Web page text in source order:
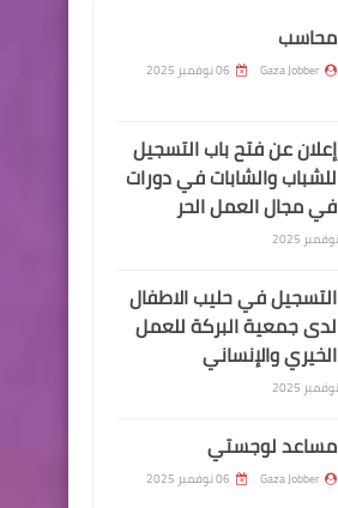
محاسب
Gaza Jobber 06 نوفمبر 2025
إعلان عن فتح باب التسجيل
للشباب والشابات في دورات
في مجال العمل الحر
التسجيل في حليب الاطفال
لدى جمعية البركة للعمل
الخيري والإنساني
مساعد لوجستي
Gaza Jobber 06 نوفمبر 2025